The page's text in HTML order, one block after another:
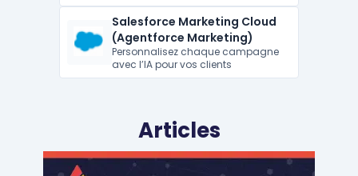
Salesforce Marketing Cloud
(Agentforce Marketing)
Personnalisez chaque campagne
avec l’IA pour vos clients
Articles